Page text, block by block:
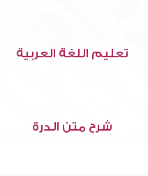
تعليم اللغة العربية
شرح متن الدرة